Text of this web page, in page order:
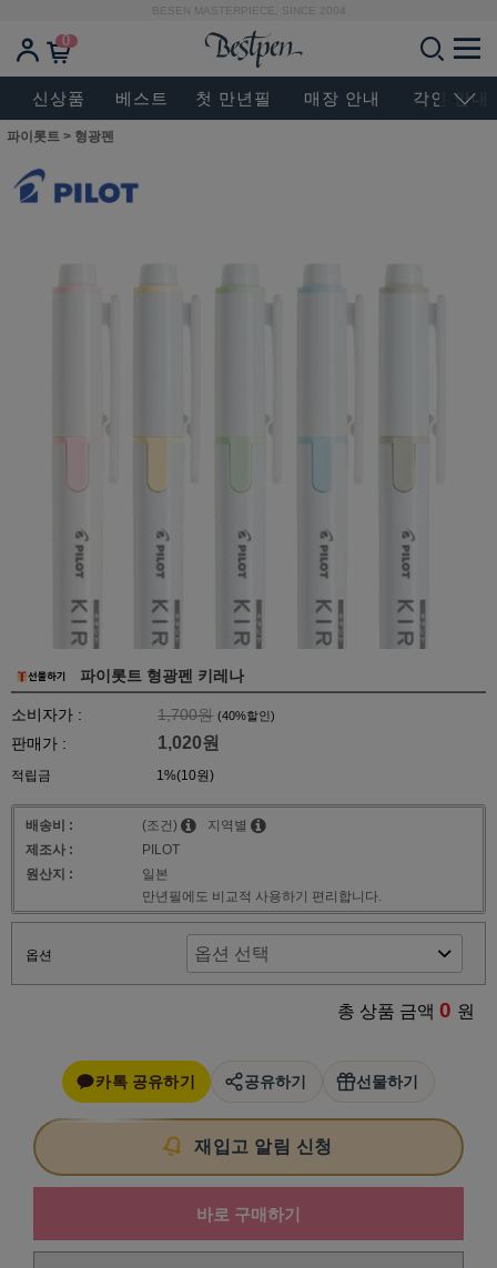
BESEN MASTERPIECE, SINCE 2004
0
신상품 베스트 첫 만년필 매장 안내 각인 안내
파이롯트 > 형광펜
파이롯트 형광펜 키레나
소비자가 : 1,700원 (40%할인)
판매가 : 1,020원
적립금 1%(10원)
배송비 : (조건)
지역별
제조사 :
PILOT
원산지 :
일본
만년필에도 비교적 사용하기 편리합니다.
옵션
총 상품 금액 0 원
카톡 공유하기 공유하기 선물하기
재입고 알림 신청
바로 구매하기